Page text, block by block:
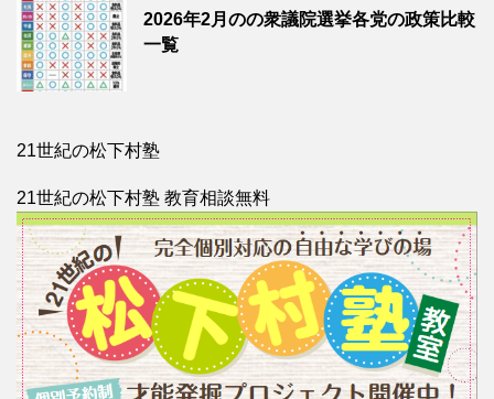
2026年2月のの衆議院選挙各党の政策比較
一覧
21世紀の松下村塾
21世紀の松下村塾 教育相談無料